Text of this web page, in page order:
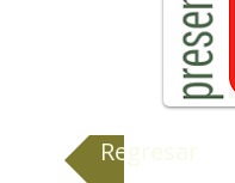
Regresar